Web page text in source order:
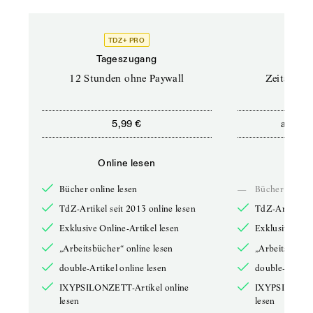
TDZ+ PRO
Tageszugang
12 Stunden ohne Paywall
5,99 €
Online lesen
Bücher online lesen
TdZ-Artikel seit 2013 online lesen
Exklusive Online-Artikel lesen
„Arbeitsbücher“ online lesen
double-Artikel online lesen
IXYPSILONZETT-Artikel online
lesen
ab
—
Bücher online
TdZ-Artikel
Exklusive
double-
lesen